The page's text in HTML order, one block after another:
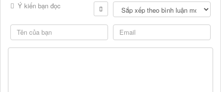
Ý kiến bạn đọc